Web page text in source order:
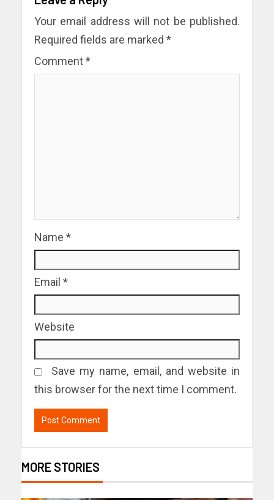
Your email address will not be published.
Required fields are marked *
Comment*
Name *
Email *
Website
Save my name, email, and website in
this browser for the next time I comment.
MORE STORIES